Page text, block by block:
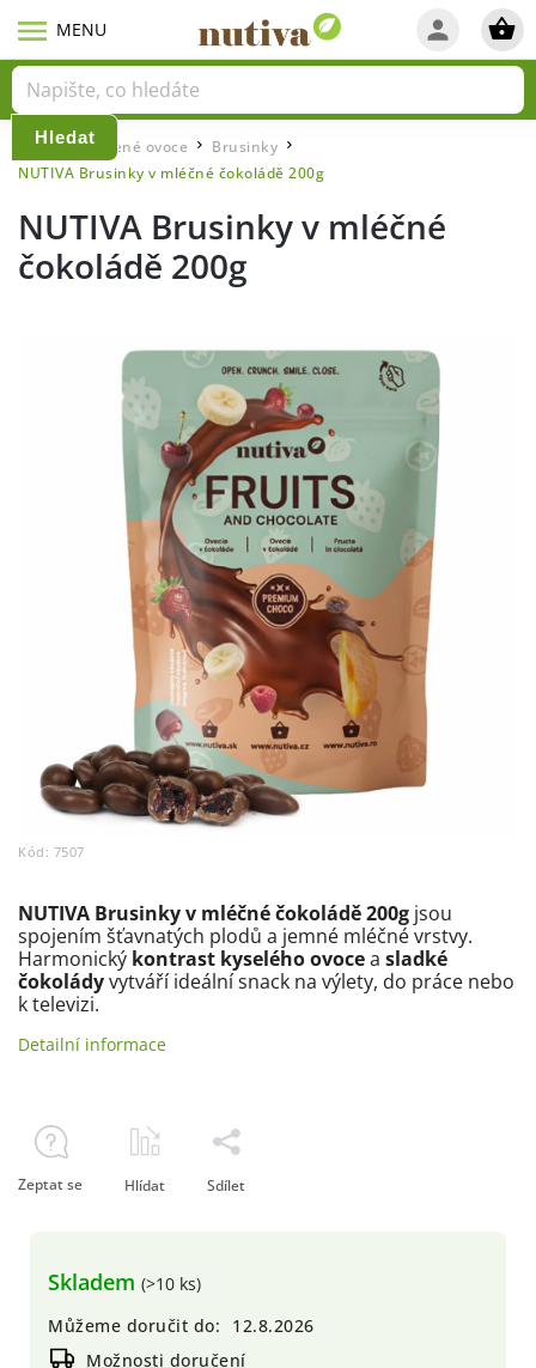
Hledat
Domů / Sušené ovoce / Brusinky /
NUTIVA Brusinky v mléčné čokoládě 200g
NUTIVA Brusinky v mléčné
čokoládě 200g
Kód: 7507
Skladem (>10 ks)
Můžeme doručit do:
12.8.2026
Možnosti doručení
NUTIVA Brusinky v mléčné čokoládě 200g jsou
spojením šťavnatých plodů a jemné mléčné vrstvy.
Harmonický kontrast kyselého ovocea sladké
čokoládyvytváří ideální snack na výlety, do práce nebo
k televizi.
Detailní informace
Zeptat se Hlídat Sdílet